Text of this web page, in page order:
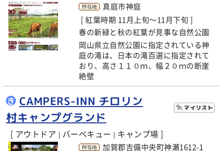
真庭市神庭
[ 紅葉時期 11月上旬～11月下旬 ]
春の新緑と秋の紅葉が見事な自然公園
岡山県立自然公園に指定されている神
庭の滝は、日本の滝百選に指定されて
おり、高さ１１０ｍ、幅２０ｍの断崖
絶壁
き CAMPERS-INN チロリン
村キャンプグランド
[ アウトドア | バーベキュー | キャンプ場 ]
加賀郡吉備中央町神瀬1612-1